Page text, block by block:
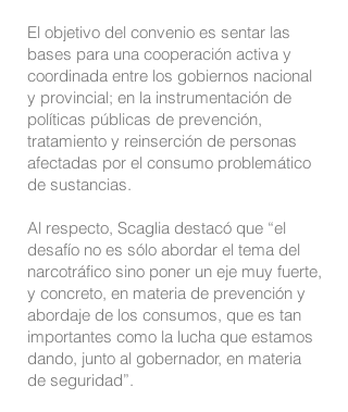
El objetivo del convenio es sentar las
bases para una cooperación activa y
coordinada entre los gobiernos nacional
y provincial; en la instrumentación de
políticas públicas de prevención,
tratamiento y reinserción de personas
afectadas por el consumo problemático
de sustancias.
Al respecto, Scaglia destacó que “el
desafío no es sólo abordar el tema del
narcotráfico sino poner un eje muy fuerte,
y concreto, en materia de prevención y
abordaje de los consumos, que es tan
importantes como la lucha que estamos
dando, junto al gobernador, en materia
de seguridad”.